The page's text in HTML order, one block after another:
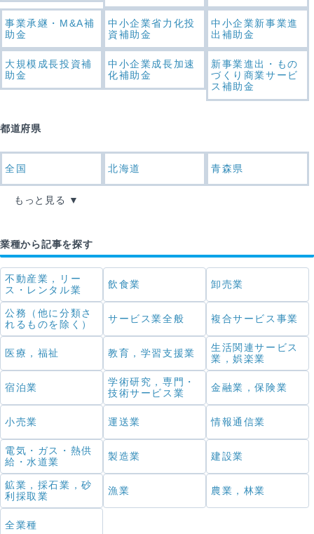
事業承継・M&A補
助金
中小企業省力化投
資補助金
中小企業新事業進
出補助金
大規模成長投資補
助金
中小企業成長加速
化補助金
新事業進出・もの
づくり商業サービ
ス補助金
都道府県
全国 北海道 青森県
もっと見る
業種から記事を探す
不動産業，リー
ス・レンタル業
飲食業 卸売業
公務（他に分類さ
れるものを除く）
サービス業全般 複合サービス事業
医療，福祉 教育，学習支援業
生活関連サービス
業，娯楽業
宿泊業
学術研究，専門・
技術サービス業
金融業，保険業
小売業 運送業 情報通信業
電気・ガス・熱供
給・水道業
製造業 建設業
鉱業，採石業，砂
利採取業
漁業 農業，林業
全業種